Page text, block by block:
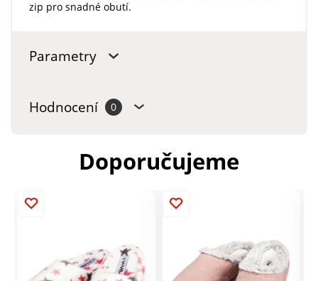
zip pro snadné obutí.
Parametry
Hodnocení 0
Doporučujeme